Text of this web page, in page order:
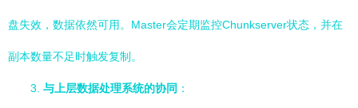
盘失效，数据依然可用。Master会定期监控Chunkserver状态，并在
副本数量不足时触发复制。
3. 与上层数据处理系统的协同 ：